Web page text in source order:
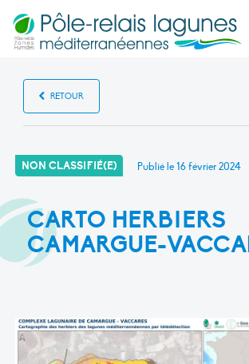
RETOUR
NON CLASSIFIÉ(E) Publié le16 février 2024
CARTO HERBIERS
CAMARGUE-